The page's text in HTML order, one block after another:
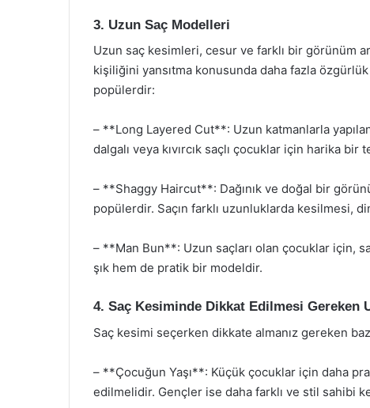
3. Uzun Saç Modelleri
Uzun saç kesimleri, cesur ve farklı bir görünüm
kişiliğini yansıtma konusunda daha fazla
popülerdir:
– **Long Layered Cut**: Uzun katmanlarla
dalgalı veya kıvırcık saçlı çocuklar için harika bir
– **Shaggy Haircut**: Dağınık ve doğal bir
popülerdir. Saçın farklı uzunluklarda kesilmesi,
– **Man Bun**: Uzun saçları olan çocuklar için,
şık hem de pratik bir modeldir.
4. Saç Kesiminde Dikkat Edilmesi Gereken
Saç kesimi seçerken dikkate almanız gereken
– **Çocuğun Yaşı**: Küçük çocuklar için daha
edilmelidir. Gençler ise daha farklı ve stil sahibi